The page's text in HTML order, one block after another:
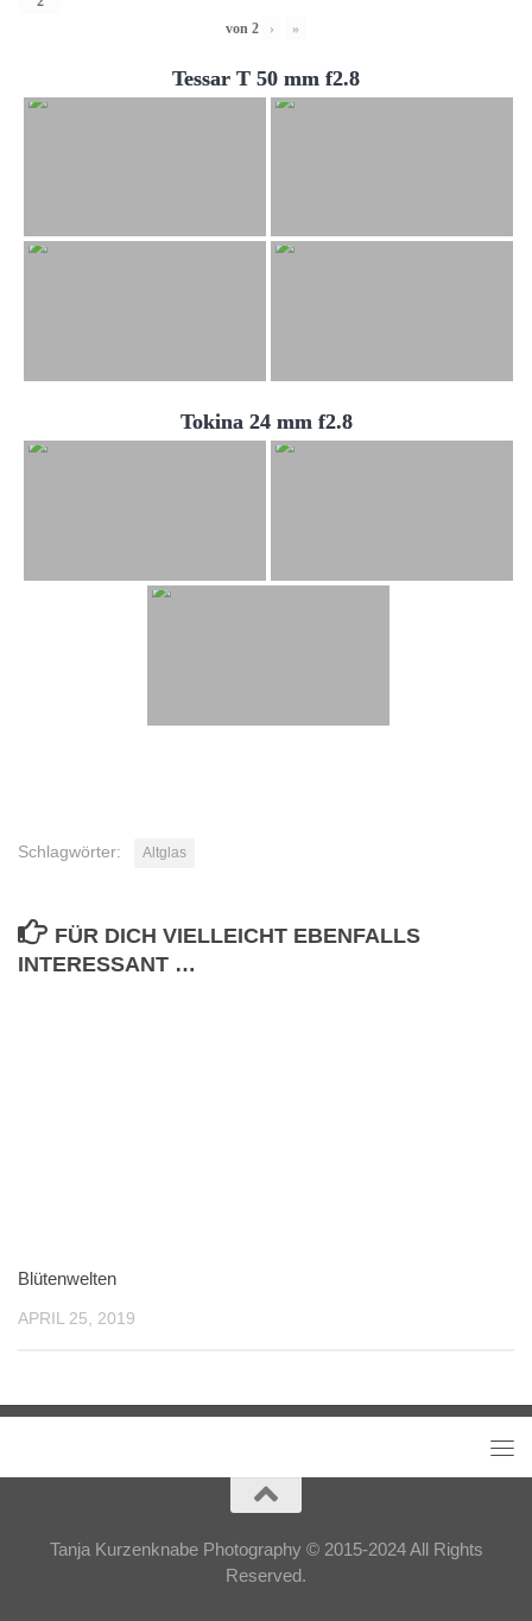
von 2 › »
Tessar T 50 mm f2.8
Tokina 24 mm f2.8
Schlagwörter: Altglas
FÜR DICH VIELLEICHT EBENFALLS
INTERESSANT …
Blütenwelten
APRIL 25, 2019
Tanja Kurzenknabe Photography © 2015-2024 All Rights
Reserved.